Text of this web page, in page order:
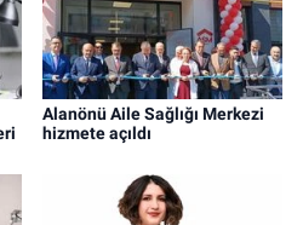
Alanönü Aile Sağlığı Merkezi
hizmete açıldı